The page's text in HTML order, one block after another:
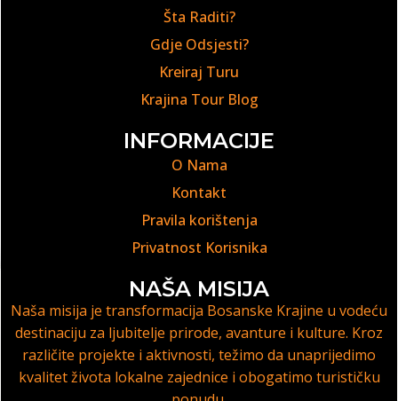
Šta Raditi?
Gdje Odsjesti?
Kreiraj Turu
Krajina Tour Blog
INFORMACIJE
O Nama
Kontakt
Pravila korištenja
Privatnost Korisnika
NAŠA MISIJA
Naša misija je transformacija Bosanske Krajine u vodeću
destinaciju za ljubitelje prirode, avanture i kulture. Kroz
različite projekte i aktivnosti, težimo da unaprijedimo
kvalitet života lokalne zajednice i obogatimo turističku